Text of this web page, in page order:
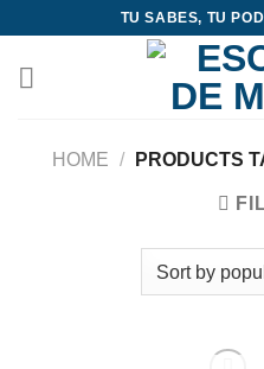
content
TU SABES, TU
HOME / PRODUCTS